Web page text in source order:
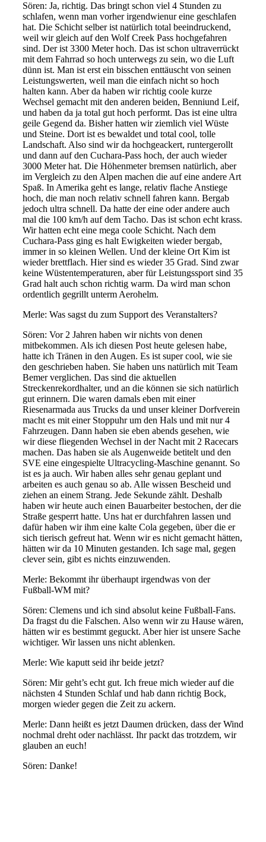
Sören: Ja, richtig. Das bringt schon viel 4 Stunden zu
schlafen, wenn man vorher irgendwienureinegeschlafen
hat. Die Schicht selberist natürlich total beeindruckend,
weil wir gleich auf den Wolf Creek Pass hochgefahren
sind. Der ist 3300 Meter hoch. Das ist schon ultraverrückt
mit dem Fahrrad so hoch unterwegs zu sein, wo die Luft
dünn ist. Man ist erst ein bisschen enttäuscht von seinen
Leistungswerten, weil man die einfach nicht so hoch
halten kann. Aber da haben wir richtig coole kurze
Wechsel gemacht mit den anderen beiden, Benniund Leif,
und haben da ja total gut hoch performt. Das ist eine ultra
geile Gegend da. Bisher hatten wir ziemlich viel Wüste
und Steine. Dort ist es bewaldet und total cool, tolle
Landschaft. Also sind wir da hochgeackert, runtergerollt
und dann auf den Cuchara-Pass hoch, der auch wieder
3000 Meter hat. Die Höhenmeter bremsen natürlich, aber
im Vergleich zu den Alpen machen die auf eine andere Art
Spaß. In Amerika geht es lange, relativ flache Anstiege
hoch, die man noch relativ schnell fahren kann. Bergab
jedoch ultra schnell. Da hatte der eine oder andere auch
mal die 100 km/h auf dem Tacho. Das ist schon echt krass.
Wir hatten echt eine mega coole Schicht. Nach dem
Cuchara-Passging es halt Ewigkeiten wieder bergab,
immer in so kleinen Wellen. Und der kleine Ort Kim ist
wieder brettflach. Hiersind es wieder 35 Grad. Sind zwar
keine Wüstentemperaturen, aber für Leistungssport sind 35
Grad halt auch schon richtig warm. Da wird man schon
ordentlich gegrillt unterm Aerohelm.
Merle: Was sagst du zum Support des Veranstalters?
Sören: Vor 2 Jahren haben wir nichts von denen
mitbekommen. Als ich diesen Post heute gelesen habe,
hatte ich Tränen in den Augen. Es ist super cool, wie sie
den geschrieben haben. Sie haben uns natürlich mit Team
Bemerverglichen. Das sind die aktuellen
Streckenrekordhalter, und an die können sie sich natürlich
gut erinnern. Die waren damals eben mit einer
Riesenarmada aus Trucks da und unser kleiner Dorfverein
macht es mit einer Stoppuhr um den Halsund mit nur 4
Fahrzeugen. Dann haben sie eben abends gesehen, wie
wir diese fliegenden Wechsel in der Nacht mit 2 Racecars
machen. Das haben sie als Augenweide betitelt und den
SVE eine eingespielte Ultracycling-Maschine genannt. So
ist es ja auch. Wir haben alles sehr genau geplant und
arbeiten es auch genau soab. Alle wissen Bescheid und
ziehen an einem Strang. Jede Sekunde zählt. Deshalb
haben wir heute auch einen Bauarbeiter bestochen, der die
Straße gesperrt hatte. Uns hat er durchfahren lassen und
dafürhaben wirihm eine kalte Cola gegeben, über die er
sich tierisch gefreut hat. Wenn wir es nicht gemacht hätten,
hätten wir da 10 Minuten gestanden. Ich sage mal, gegen
clever sein, gibt esnichts einzuwenden.
Merle: Bekommt ihr überhaupt irgendwas von der
Fußball-WM mit?
Sören: Clemens und ich sind absolut keine Fußball-Fans.
Da fragst du die Falschen. Also wenn wir zu Hause wären,
hätten wir es bestimmt geguckt. Aber hier ist unsere Sache
wichtiger. Wir lassen uns nicht ablenken.
Merle: Wie kaputt seid ihr beide jetzt?
Sören: Mir geht’s echt gut. Ich freue mich wieder auf die
nächsten 4 Stunden Schlaf und hab dann richtig Bock,
morgen wieder gegen die Zeit zu ackern.
Merle: Dann heißt es jetzt Daumen drücken, dass der Wind
nochmal dreht oder nachlässt. Ihr packt das trotzdem, wir
glauben an euch!
Sören: Danke!